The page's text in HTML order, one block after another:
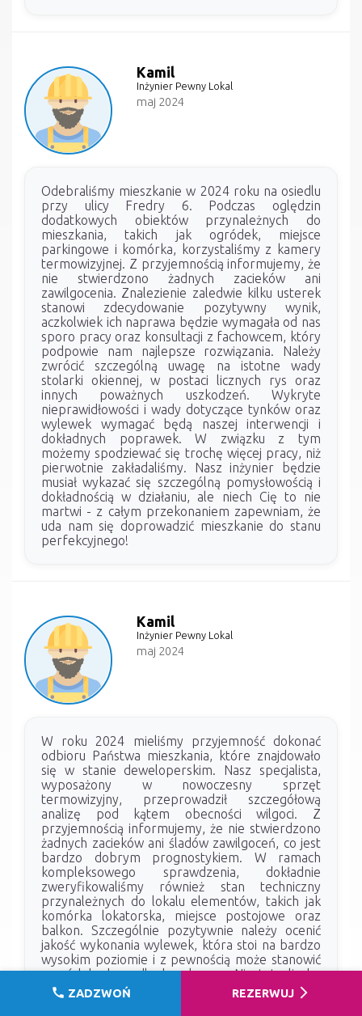
Kamil
Inżynier Pewny Lokal
maj 2024
Odebraliśmy mieszkanie w 2024 roku na osiedlu
przy ulicy Fredry 6. Podczas oględzin
dodatkowych obiektów przynależnych do
mieszkania, takich jak ogródek, miejsce
parkingowe i komórka, korzystaliśmy z kamery
termowizyjnej. Z przyjemnością informujemy, że
nie stwierdzono żadnych zacieków ani
zawilgocenia. Znalezienie zaledwie kilku usterek
stanowi zdecydowanie pozytywny wynik,
aczkolwiek ich naprawa będzie wymagała od nas
sporo pracy oraz konsultacji z fachowcem, który
podpowie nam najlepsze rozwiązania. Należy
zwrócić szczególną uwagę na istotne wady
stolarki okiennej, w postaci licznych rys oraz
innych poważnych uszkodzeń. Wykryte
nieprawidłowości i wady dotyczące tynków oraz
wylewek wymagać będą naszej interwencji i
dokładnych poprawek. W związku z tym
możemy spodziewać się trochę więcej pracy, niż
pierwotnie zakładaliśmy. Nasz inżynier będzie
musiał wykazać się szczególną pomysłowością i
dokładnością w działaniu, ale niech Cię to nie
martwi - z całym przekonaniem zapewniam, że
uda nam się doprowadzić mieszkanie do stanu
perfekcyjnego!
Kamil
Inżynier Pewny Lokal
maj 2024
W roku 2024 mieliśmy przyjemność dokonać
odbioru Państwa mieszkania, które znajdowało
się w stanie deweloperskim. Nasz specjalista,
wyposażony w nowoczesny sprzęt
termowizyjny, przeprowadził szczegółową
analizę pod kątem obecności wilgoci. Z
przyjemnością informujemy, że nie stwierdzono
żadnych zacieków ani śladów zawilgoceń, co jest
bardzo dobrym prognostykiem. W ramach
kompleksowego sprawdzenia, dokładnie
zweryfikowaliśmy również stan techniczny
przynależnych do lokalu elementów, takich jak
komórka lokatorska, miejsce postojowe oraz
balkon. Szczególnie pozytywnie należy ocenić
jakość wykonania wylewek, która stoi na bardzo
wysokim poziomie i z pewnością może stanowić
powód do dumy dla dewelopera. Niestety, liczba
zidentyfikowanych wad i usterek w mieszkaniu
znacząco przekracza dopuszczalne normy. Stan
call ZADZWOŃ REZERWUJ arrow_forward_ios